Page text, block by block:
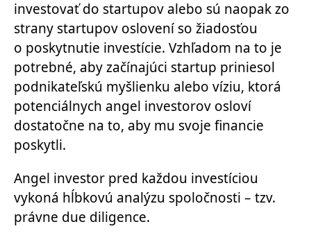
investovať do startupov alebo sú naopak zo
strany startupov oslovení so žiadosťou
o poskytnutie investície. Vzhľadom na to je
potrebné, aby začínajúci startup priniesol
podnikateľskú myšlienku alebo víziu, ktorá
potenciálnych angel investorov osloví
dostatočne na to, aby mu svoje financie
poskytli.
Angel investor pred každou investíciou
vykoná hĺbkovú analýzu spoločnosti – tzv.
právne due diligence.